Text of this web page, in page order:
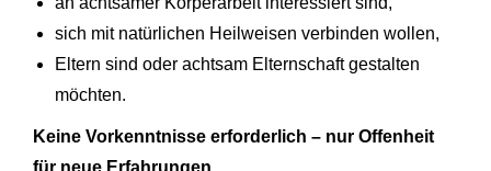
sich mit natürlichen Heilweisen verbinden wollen,
Eltern sind oder achtsam Elternschaft gestalten
möchten.
Keine Vorkenntnisse erforderlich – nur Offenheit
für neue Erfahrungen.